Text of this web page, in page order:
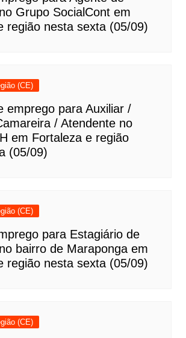
Grupo SocialCont em
região nesta sexta (05/09)
(CE)
emprego para Auxiliar /
/ Atendente no
em Fortaleza e região
(05/09)
(CE)
para Estagiário de
bairro de Maraponga em
região nesta sexta (05/09)
(CE)